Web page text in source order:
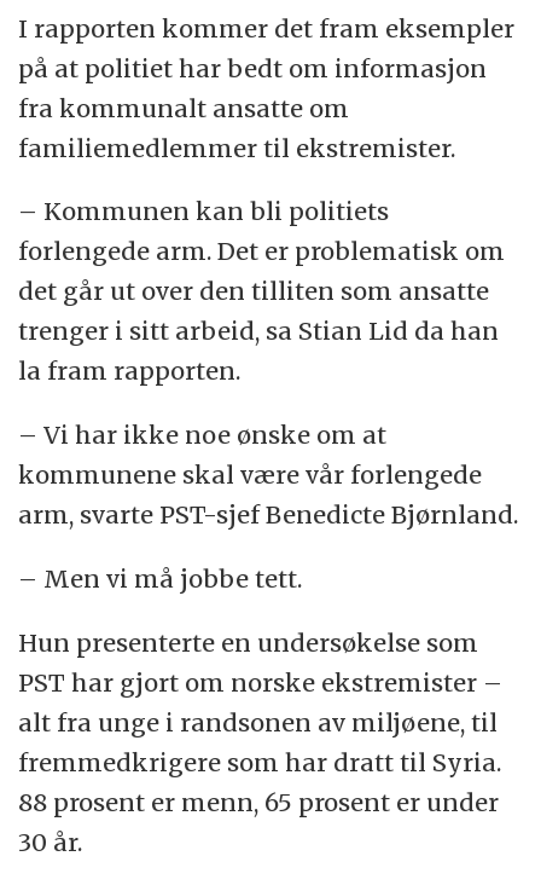
I rapporten kommer det fram eksempler
på at politiet har bedt om informasjon
fra kommunalt ansatte om
familiemedlemmer til ekstremister.
– Kommunen kan bli politiets
forlengede arm. Det er problematisk om
det går ut over den tilliten som ansatte
trenger i sitt arbeid, sa Stian Lid da han
la fram rapporten.
– Vi har ikke noe ønske om at
kommunene skal være vår forlengede
arm, svarte PST-sjef Benedicte Bjørnland.
– Men vi må jobbe tett.
Hun presenterte en undersøkelse som
PST har gjort om norske ekstremister –
alt fra unge i randsonen av miljøene, til
fremmedkrigere som har dratt til Syria.
88 prosent er menn, 65 prosent er under
30 år.